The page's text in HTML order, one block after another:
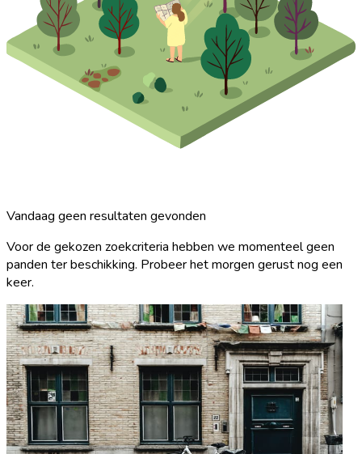
Vandaag geen resultaten gevonden
Voor de gekozen zoekcriteria hebben we momenteel geen
panden ter beschikking. Probeer het morgen gerust nog een
keer.